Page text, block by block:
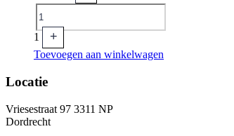
1 +
Toevoegen aan winkelwagen
Locatie
Vriesestraat 97 3311 NP
Dordrecht